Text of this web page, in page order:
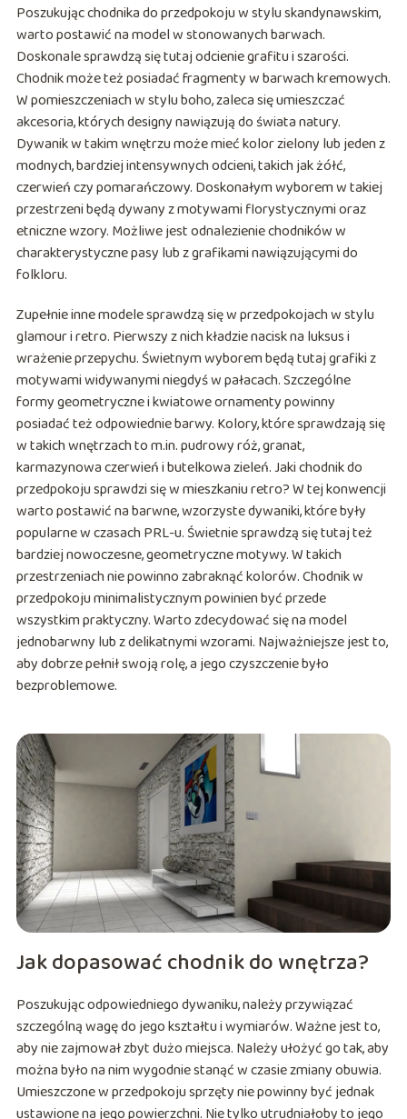
Poszukując chodnika do przedpokoju w stylu skandynawskim,
warto postawić na model w stonowanych barwach.
Doskonale sprawdzą się tutaj odcienie grafitu i szarości.
Chodnik może też posiadać fragmenty w barwach kremowych.
W pomieszczeniach w stylu boho, zaleca się umieszczać
akcesoria, których designy nawiązują do świata natury.
Dywanik w takim wnętrzu może mieć kolor zielony lub jeden z
modnych, bardziej intensywnych odcieni, takich jak żółć,
czerwień czy pomarańczowy. Doskonałym wyborem w takiej
przestrzeni będą dywany z motywami florystycznymi oraz
etniczne wzory. Możliwe jest odnalezienie chodników w
charakterystyczne pasy lub z grafikami nawiązującymi do
folkloru.
Zupełnie inne modele sprawdzą się w przedpokojach w stylu
glamour i retro. Pierwszy z nich kładzie nacisk na luksus i
wrażenie przepychu. Świetnym wyborem będą tutaj grafiki z
motywami widywanymi niegdyś w pałacach. Szczególne
formy geometryczne i kwiatowe ornamenty powinny
posiadać też odpowiednie barwy. Kolory, które sprawdzają się
w takich wnętrzach to m.in. pudrowy róż, granat,
karmazynowa czerwień i butelkowa zieleń. Jaki chodnik do
przedpokoju sprawdzi się w mieszkaniu retro? W tej konwencji
warto postawić na barwne, wzorzyste dywaniki, które były
popularne w czasach PRL-u. Świetnie sprawdzą się tutaj też
bardziej nowoczesne, geometryczne motywy. W takich
przestrzeniach nie powinno zabraknąć kolorów. Chodnik w
przedpokoju minimalistycznym powinien być przede
wszystkim praktyczny. Warto zdecydować się na model
jednobarwny lub z delikatnymi wzorami. Najważniejsze jest to,
aby dobrze pełnił swoją rolę, a jego czyszczenie było
bezproblemowe.
Jak dopasować chodnik do wnętrza?
Poszukując odpowiedniego dywaniku, należy przywiązać
szczególną wagę do jego kształtu i wymiarów. Ważne jest to,
aby nie zajmował zbyt dużo miejsca. Należy ułożyć go tak, aby
można było na nim wygodnie stanąć w czasie zmiany obuwia.
Umieszczone w przedpokoju sprzęty nie powinny być jednak
ustawione na jego powierzchni. Nie tylko utrudniałoby to jego